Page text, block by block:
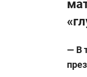
— В